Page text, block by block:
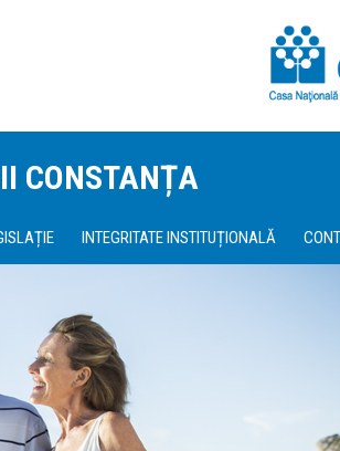
CONSTANȚA
INTEGRITATE INSTITUȚIONALĂ